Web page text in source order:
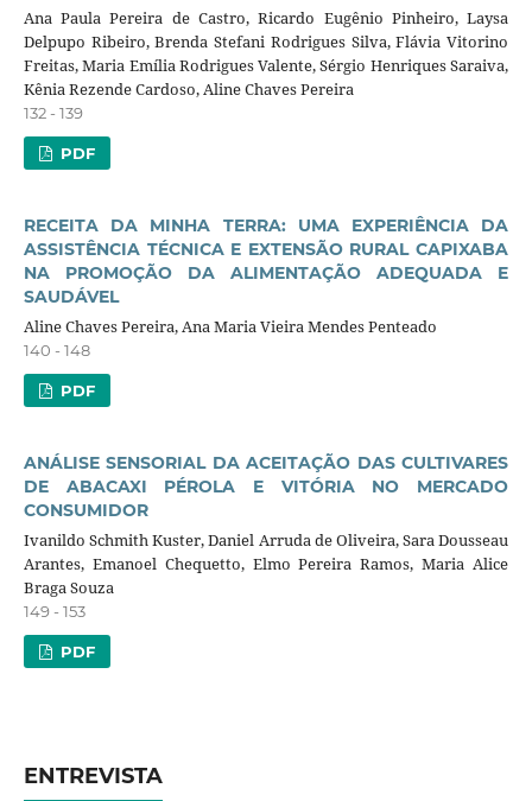
Ana Paula Pereira de Castro, Ricardo Eugênio Pinheiro, Laysa
Delpupo Ribeiro, Brenda Stefani Rodrigues Silva, Flávia Vitorino
Freitas, Maria Emília Rodrigues Valente, Sérgio Henriques Saraiva,
Kênia Rezende Cardoso, Aline Chaves Pereira
132 - 139
PDF
RECEITA DA MINHA TERRA: UMA EXPERIÊNCIA DA
ASSISTÊNCIA TÉCNICA E EXTENSÃO RURAL CAPIXABA
NA PROMOÇÃO DA ALIMENTAÇÃO ADEQUADA E
SAUDÁVEL
Aline Chaves Pereira, Ana Maria Vieira Mendes Penteado
140 - 148
PDF
ANÁLISE SENSORIAL DA ACEITAÇÃO DAS CULTIVARES
DE ABACAXI PÉROLA E VITÓRIA NO MERCADO
CONSUMIDOR
Ivanildo Schmith Kuster, Daniel Arruda de Oliveira, Sara Dousseau
Arantes, Emanoel Chequetto, Elmo Pereira Ramos, Maria Alice
Braga Souza
149 - 153
PDF
ENTREVISTA